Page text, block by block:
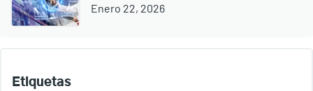
Enero 22, 2026
Etiquetas